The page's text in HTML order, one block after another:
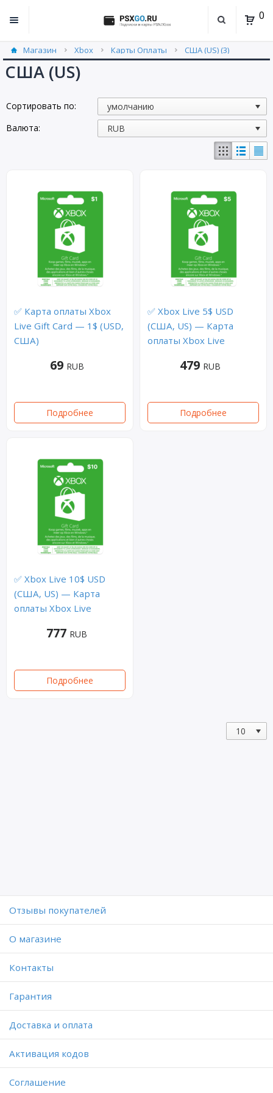
0
Магазин Xbox Карты Оплаты США (US) (3)
США (US)
Сортировать по:
Валюта:
✅ Карта оплаты Xbox
Live Gift Card — 1$ (USD,
США)
69 RUB
Подробнее
✅ Xbox Live 5$ USD
(США, US) — Карта
оплаты Xbox Live
479 RUB
Подробнее
✅ Xbox Live 10$ USD
(США, US) — Карта
оплаты Xbox Live
777 RUB
Подробнее
Отзывы покупателей
O магазине
Контакты
Гарантия
Доставка и оплата
Активация кодов
Соглашение